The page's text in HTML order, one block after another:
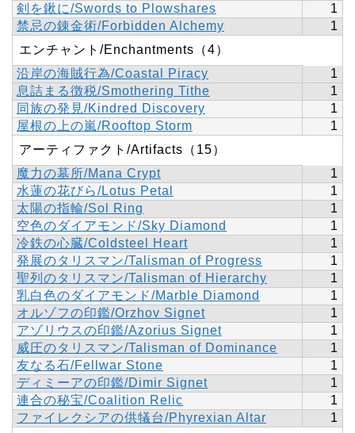
剣を鍬に/Swords to Plowshares
1
禁忌の錬金術/Forbidden Alchemy
1
エンチャント/Enchantments（4）
沿岸の海賊行為/Coastal Piracy
1
息詰まる徴税/Smothering Tithe
1
同族の発見/Kindred Discovery
1
屋根の上の嵐/Rooftop Storm
1
アーティファクト/Artifacts（15）
魔力の墓所/Mana Crypt
1
水蓮の花びら/Lotus Petal
1
太陽の指輪/Sol Ring
1
空色のダイアモンド/Sky Diamond
1
冷鉄の心臓/Coldsteel Heart
1
発展のタリスマン/Talisman of Progress
1
聖列のタリスマン/Talisman of Hierarchy
1
乳白色のダイアモンド/Marble Diamond
1
オルゾフの印鑑/Orzhov Signet
1
アゾリウスの印鑑/Azorius Signet
1
威圧のタリスマン/Talisman of Dominance
1
友なる石/Fellwar Stone
1
ディミーアの印鑑/Dimir Signet
1
連合の秘宝/Coalition Relic
1
ファイレクシアの供犠台/Phyrexian Altar
1